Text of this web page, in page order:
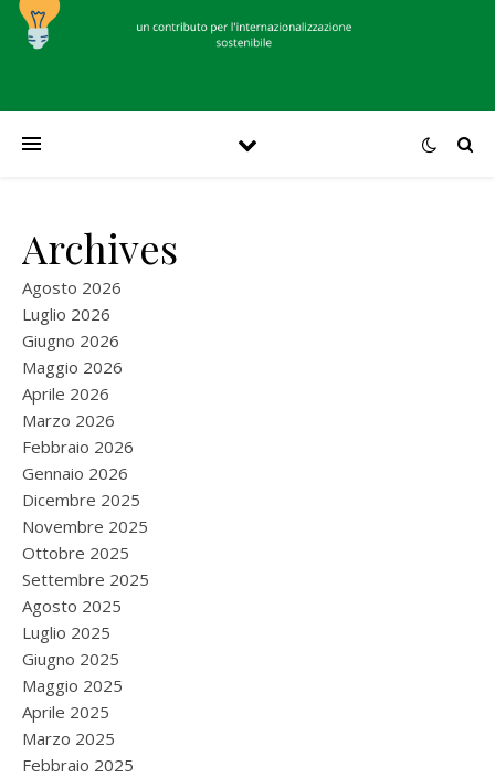
Archives
Agosto 2026
Luglio 2026
Giugno 2026
Maggio 2026
Aprile 2026
Marzo 2026
Febbraio 2026
Gennaio 2026
Dicembre 2025
Novembre 2025
Ottobre 2025
Settembre 2025
Agosto 2025
Luglio 2025
Giugno 2025
Maggio 2025
Aprile 2025
Marzo 2025
Febbraio 2025